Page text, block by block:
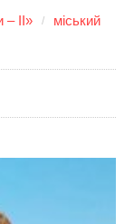
– II»
міський